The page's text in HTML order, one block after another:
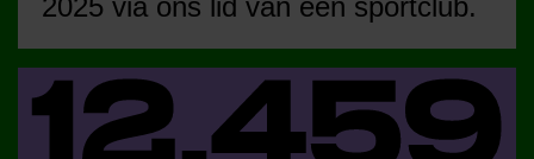
2025 via ons lid van een sportclub.